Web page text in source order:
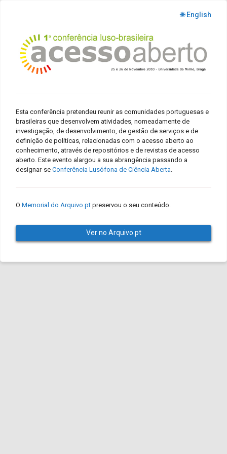
🌐 English
Esta conferência pretendeu reunir as comunidades portuguesas e
brasileiras que desenvolvem atividades, nomeadamente de
investigação, de desenvolvimento, de gestão de serviços e de
definição de políticas, relacionadas com o acesso aberto ao
conhecimento, através de repositórios e de revistas de acesso
aberto. Este evento alargou a sua abrangência passando a
designar-se Conferência Lusófona de Ciência Aberta
O Memorial do Arquivo.pt preservou o seu conteúdo.
Ver no Arquivo.pt